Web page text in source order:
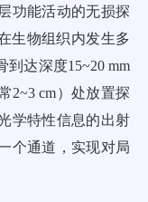
功能活动的无损探
生物组织内发生多
达深度15~20 mm
2~3 cm）处放置探
学特性信息的出射
个通道，实现对局